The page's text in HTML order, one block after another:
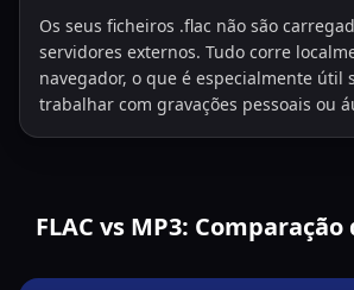
Os seus ficheiros .flac não são
servidores externos. Tudo corre
navegador, o que é especialmente útil
trabalhar com gravações pessoais ou
FLAC vs MP3: